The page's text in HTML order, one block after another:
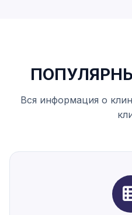
Вся информация о